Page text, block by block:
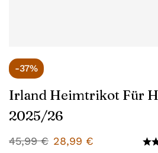
-37%
Irland Heimtrikot Für
2025/26
45,99€ 28,99 €